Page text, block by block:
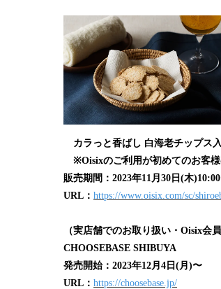
カラっと香ばし 白海老チップス
※Oisixのご利用が初めてのお客
販売期間：2023年11月30日(木
URL： https://www.oisix.com/sc/
（実店舗でのお取り扱い・Oisix会
CHOOSEBASE SHIBUYA
発売開始：2023年12月4日(月)〜
URL： https://choosebase.jp/